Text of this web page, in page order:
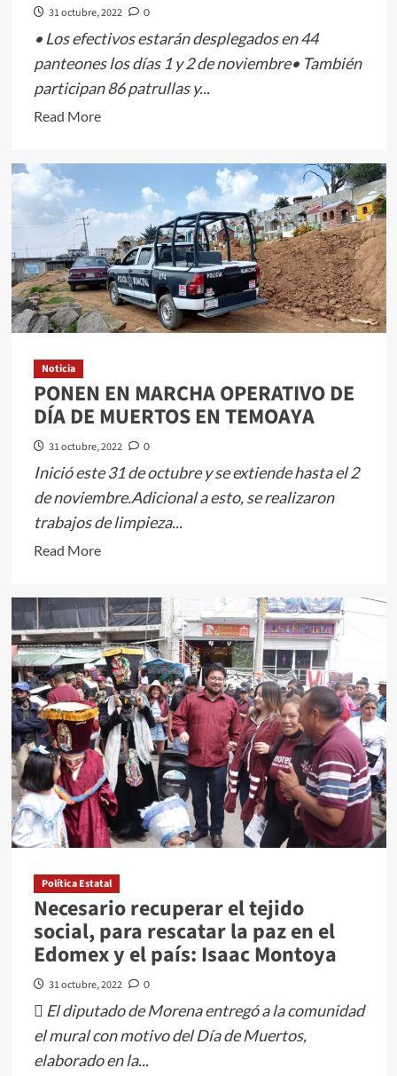
TOLUCA
31 octubre, 2022 0
• Los efectivos estarán desplegados en 44
panteones los días 1 y 2 de noviembre• También
participan 86 patrullas y...
Read MoreRead
about
700
ELEMENTOS,
POLICÍA
MUNICIPAL
DE
OPERATIVO
DE
SEGURIDAD
DE
DÍA
DE
Noticia
PONEN EN MARCHA OPERATIVO DE
DÍA DE MUERTOS EN TEMOAYA
31 octubre, 2022 0
Inició este 31 de octubre y se extiende hasta el 2
de noviembre.Adicional a esto, se realizaron
trabajos de limpieza...
Read MoreRead
PONEN
EN
MARCHA
OPERATIVO
DE
DÍA
DE
MUERTOS
EN
TEMOAYA
Política Estatal
Necesario recuperar el tejido
social, para rescatar la paz en el
Edomex y el país: Isaac Montoya
31 octubre, 2022 0
 El diputado de Morena entregó a la comunidad
el mural con motivo del Día de Muertos,
elaborado en la...